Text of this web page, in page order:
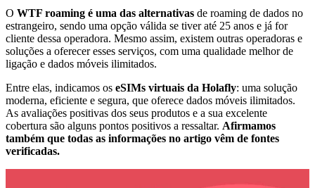
O WTF roaming é uma das alternativas de roaming de dados no
estrangeiro, sendo uma opção válida se tiver até 25 anos e já for
cliente dessa operadora. Mesmo assim, existem outras operadoras e
soluções a oferecer esses serviços, com uma qualidade melhor de
ligação e dados móveis ilimitados.
Entre elas, indicamos os eSIMs virtuais da Holafly: uma solução
moderna, eficiente e segura, que oferece dados móveis ilimitados.
As avaliações positivas dos seus produtos e a sua excelente
cobertura são alguns pontos positivos a ressaltar. Afirmamos
também que todas as informações no artigo vêm de fontes
verificadas.